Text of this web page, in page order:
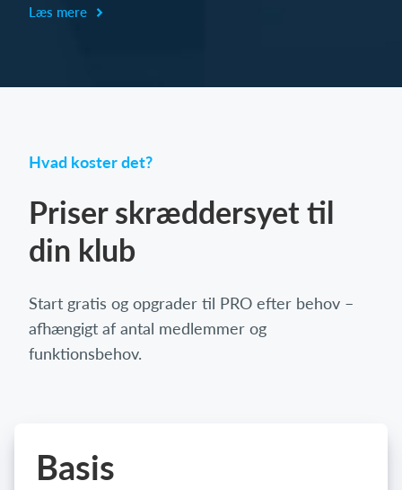
Læs mere
Hvad koster det?
Priser skræddersyet til
din klub
Start gratis og opgrader til PRO efter behov –
afhængigt af antal medlemmer og
funktionsbehov.
Basis